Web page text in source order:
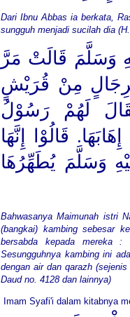
Dari Ibnu Abbas ia berkata,
sungguh menjadi sucilah dia
وَسَلَّمَ قَالَتْ مَرَّ
مِنْ قُرَيْشٍ
لَهُمْ رَسُوْلُ
قَالُوْا إِنَّهَا
وَسَلَّمَ يُطَهِّرُهَا
Bahwasanya Maimunah istri
(bangkai) kambing sebesar
bersabda kepada mereka :
Sesungguhnya kambing ini
dengan air dan qarazh
Daud no. 4128 dan lainnya)
Imam Syafi'i dalam kitabnya